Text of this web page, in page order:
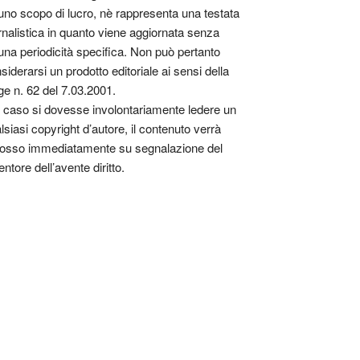
scopo di lucro, nè rappresenta una testata
in quanto viene aggiornata senza
periodicità specifica. Non può pertanto
un prodotto editoriale ai sensi della
n. 62 del 7.03.2001.
caso si dovesse involontariamente ledere un
copyright d’autore, il contenuto verrà
immediatamente su segnalazione del
dell’avente diritto.